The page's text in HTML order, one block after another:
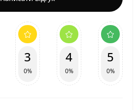
3
0%
4
0%
5
0%